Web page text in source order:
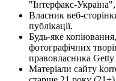
"Інтерфакс-
Власник веб-
публікації.
Будь-яке
фотографічних
правовласника Getty
Матеріали сайту